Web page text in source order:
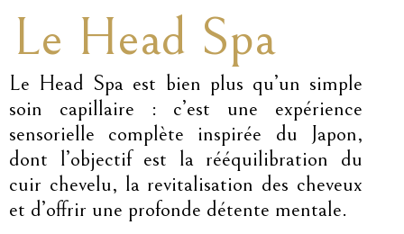
Le Head Spa
Le Head Spa est bien plus qu’un simple
soin capillaire : c’est une expérience
sensorielle complète inspirée du Japon,
dont l’objectif est la rééquilibration du
cuir chevelu, la revitalisation des cheveux
et d’offrir une profonde détente mentale.